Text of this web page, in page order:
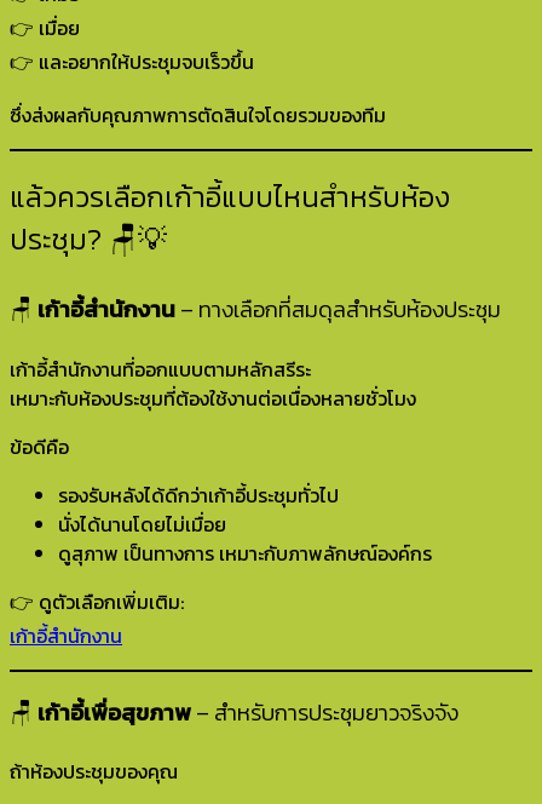
👉 เมื่อย
👉 และอยากให้ประชุมจบเร็วขึ้น
ซึ่งส่งผลกับคุณภาพการตัดสินใจโดยรวมของทีม
แล้วควรเลือกเก้าอี้แบบไหนสำหรับห้อง
ประชุม? 🪑💡
🪑 เก้าอี้สำนักงาน– ทางเลือกที่สมดุลสำหรับห้องประชุม
เก้าอี้สำนักงานที่ออกแบบตามหลักสรีระ
เหมาะกับห้องประชุมที่ต้องใช้งานต่อเนื่องหลายชั่วโมง
ข้อดีคือ
รองรับหลังได้ดีกว่าเก้าอี้ประชุมทั่วไป
นั่งได้นานโดยไม่เมื่อย
ดูสุภาพ เป็นทางการ เหมาะกับภาพลักษณ์องค์กร
👉 ดูตัวเลือกเพิ่มเติม:
เก้าอี้สำนักงาน
🪑 เก้าอี้เพื่อสุขภาพ– สำหรับการประชุมยาวจริงจัง
ถ้าห้องประชุมของคุณ